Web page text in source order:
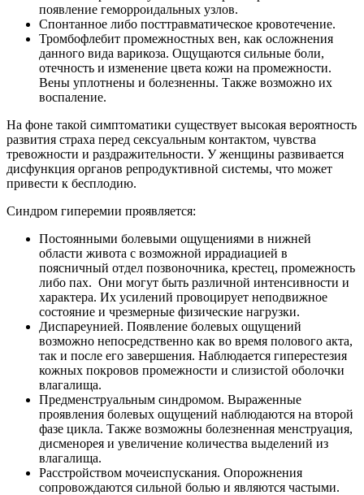
появление геморроидальных узлов.
Спонтанное либо посттравматическое кровотечение.
Тромбофлебит промежностных вен, как осложнения
данного вида варикоза. Ощущаются сильные боли,
отечность и изменение цвета кожи на промежности.
Вены уплотнены и болезненны. Также возможно их
воспаление.
На фоне такой симптоматики существует высокая вероятность
развития страха перед сексуальным контактом, чувства
тревожности и раздражительности. У женщины развивается
дисфункция органов репродуктивной системы, что может
привести к бесплодию.
Синдром гиперемии проявляется:
Постоянными болевыми ощущениями в нижней
области живота с возможной иррадиацией в
поясничный отдел позвоночника, крестец, промежность
либо пах. Они могут быть различной интенсивности и
характера. Их усилений провоцирует неподвижное
состояние и чрезмерные физические нагрузки.
Диспареунией. Появление болевых ощущений
возможно непосредственно как во время полового акта,
так и после его завершения. Наблюдается гиперестезия
кожных покровов промежности и слизистой оболочки
влагалища.
Предменструальным синдромом. Выраженные
проявления болевых ощущений наблюдаются на второй
фазе цикла. Также возможны болезненная менструация,
дисменорея и увеличение количества выделений из
влагалища.
Расстройством мочеиспускания. Опорожнения
сопровождаются сильной болью и являются частыми.